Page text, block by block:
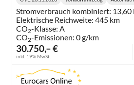
30.750,– €
inkl. 19% MwSt.
Lieferzeit:
Stromverbrauch kombiniert:
Elektrische Reichweite: 445 km
CO2-Klasse: A
CO2-Emissionen: 0 g/km